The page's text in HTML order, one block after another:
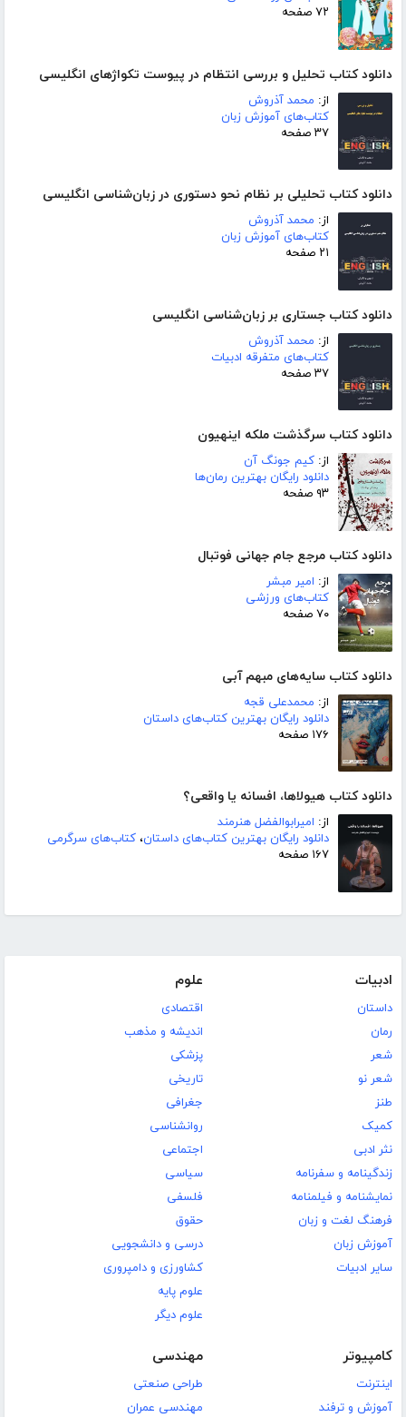
۷۲ صفحه
دانلود کتاب تحلیل و بررسی انتظام در پیوست تکواژهای انگلیسی
از: محمد آذروش
کتاب‌های آموزش زبان
۳۷ صفحه
دانلود کتاب تحلیلی بر نظام نحو دستوری در زبان‌شناسی انگلیسی
از: محمد آذروش
کتاب‌های آموزش زبان
۲۱ صفحه
دانلود کتاب جستاری بر زبان‌شناسی انگلیسی
از: محمد آذروش
کتاب‌های متفرقه ادبیات
۳۷ صفحه
دانلود کتاب سرگذشت ملکه اینهیون
از: کیم جونگ آن
دانلود رایگان بهترین رمان‌ها
۹۳ صفحه
دانلود کتاب مرجع جام جهانی فوتبال
از: امیر مبشر
کتاب‌های ورزشی
۷۰ صفحه
دانلود کتاب سایه‌های مبهم آبی
از: محمدعلی قجه
دانلود رایگان بهترین کتاب‌های داستان
۱۷۶ صفحه
دانلود کتاب هیولاها، افسانه یا واقعی؟
از: امیرابوالفضل هنرمند
دانلود رایگان بهترین کتاب‌های داستان، کتاب‌های سرگرمی
۱۶۷ صفحه
ادبیات
داستان
رمان
شعر
شعر نو
طنز
کمیک
نثر ادبی
زندگینامه و سفرنامه
نمایشنامه و فیلمنامه
فرهنگ لغت و زبان
آموزش زبان
سایر ادبیات
علوم
اقتصادی
اندیشه و مذهب
پزشکی
تاریخی
جغرافی
روانشناسی
اجتماعی
سیاسی
فلسفی
حقوق
درسی و دانشجویی
کشاورزی و دامپروری
علوم پایه
علوم دیگر
کامپیوتر
اینترنت
آموزش و ترفند
مهندسی
طراحی صنعتی
مهندسی عمران